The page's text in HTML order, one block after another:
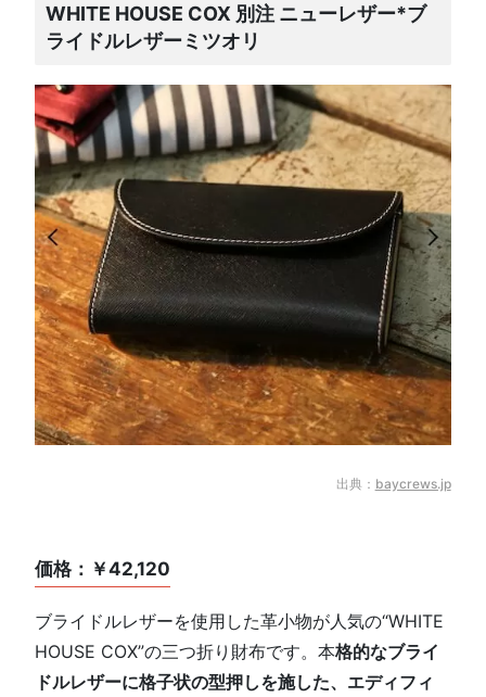
WHITE HOUSE COX 別注 ニューレザー*ブ
ライドルレザーミツオリ
出典： baycrews.jp
価格：￥42,120
ブライドルレザーを使用した革小物が人気の“WHITE
HOUSE COX”の三つ折り財布です。本格的なブライ
ドルレザーに格子状の型押しを施した、エディフィ